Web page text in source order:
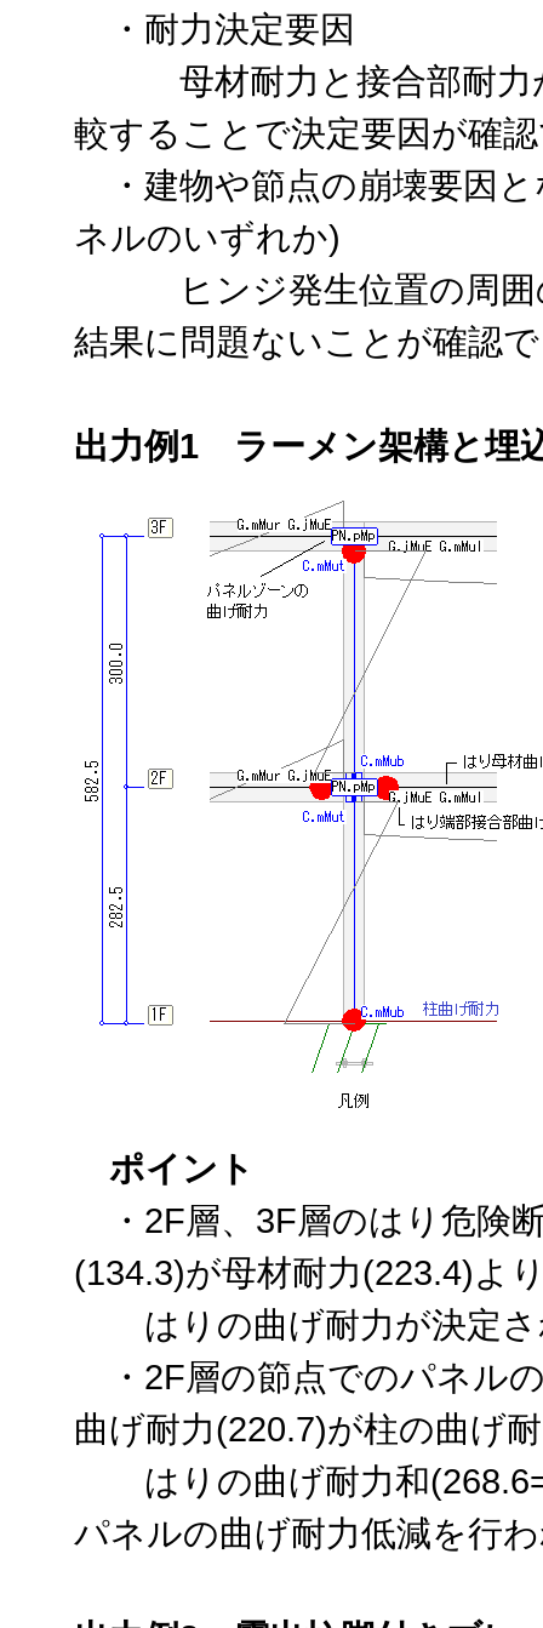
・耐力決定要因
母材耐力と接合部耐力が
較することで決定要因が確
・建物や節点の崩壊要因
ネルのいずれか)
ヒンジ発生位置の周囲の
結果に問題ないことが確認
出力例1 ラーメン架構と埋
ポイント
・2F層、3F層のはり危険
(134.3)が母材耐力(223.4)よ
はりの曲げ耐力が決定さ
・2F層の節点でのパネル
曲げ耐力(220.7)が柱の曲げ
はりの曲げ耐力和
パネルの曲げ耐力低減を行